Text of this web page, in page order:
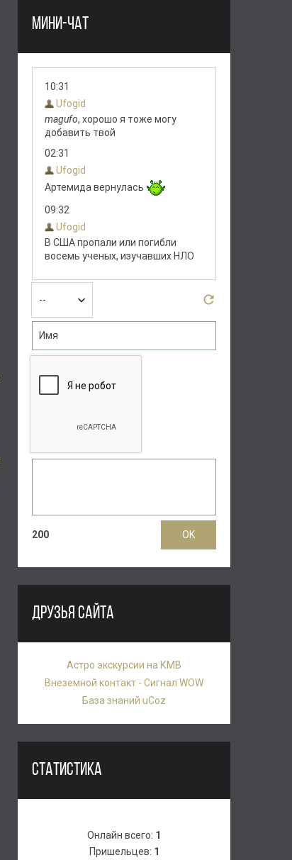
МИНИ-ЧАТ
200
ДРУЗЬЯ САЙТА
Астро экскурсии на КМВ
Внеземной контакт - Сигнал WOW
База знаний uCoz
СТАТИСТИКА
Онлайн всего: 1
Пришельцев: 1